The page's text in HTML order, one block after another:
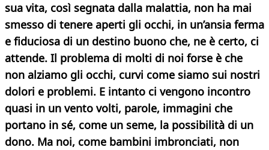
sua vita, così segnata dalla malattia, non ha mai
smesso di tenere aperti gli occhi, in un’ansia ferma
e fiduciosa di un destino buono che, ne è certo, ci
attende. Il problema di molti di noi forse è che
non alziamo gli occhi, curvi come siamo sui nostri
dolori e problemi. E intanto ci vengono incontro
quasi in un vento volti, parole, immagini che
portano in sé, come un seme, la possibilità di un
dono. Ma noi, come bambini imbronciati, non